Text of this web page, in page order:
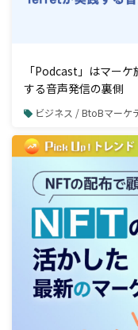
「Podcast」はマー
する音声発信の裏側
ビジネス / BtoBマーケ